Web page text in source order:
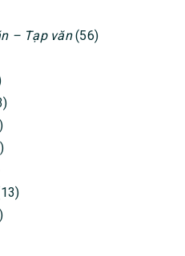
– Tạp văn(56)